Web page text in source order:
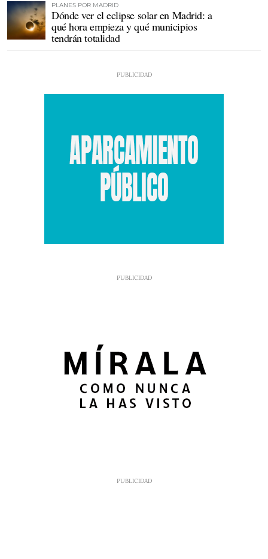
PLANES POR MADRID
Dónde ver el eclipse solar en Madrid: a
qué hora empieza y qué municipios
tendrán totalidad